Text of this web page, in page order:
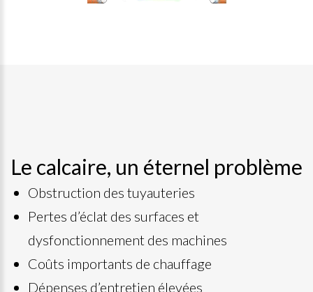
Le calcaire, un éternel problème
Obstruction des tuyauteries
Pertes d’éclat des surfaces et
dysfonctionnement des machines
Coûts importants de chauffage
Dépenses d’entretien élevées